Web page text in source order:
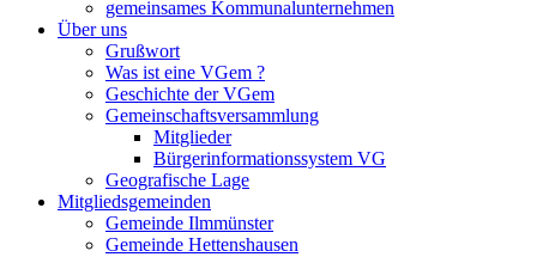
gemeinsames Kommunalunternehmen
Über uns
Grußwort
Was ist eine VGem ?
Geschichte der VGem
Gemeinschaftsversammlung
Mitglieder
Bürgerinformationssystem VG
Geografische Lage
Mitgliedsgemeinden
Gemeinde Ilmmünster
Gemeinde Hettenshausen